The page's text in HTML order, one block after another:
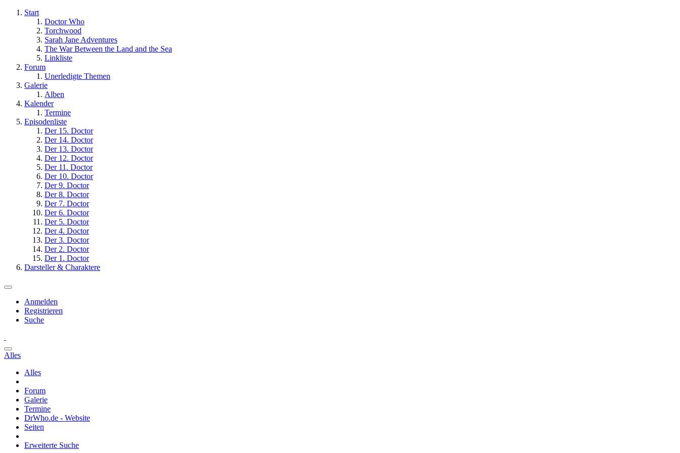
Start
Doctor Who
Torchwood
Sarah Jane Adventures
The War Between the Land and the Sea
Linkliste
Forum
Unerledigte Themen
Galerie
Alben
Kalender
Termine
Episodenliste
Der 15. Doctor
Der 14. Doctor
Der 13. Doctor
Der 12. Doctor
Der 11. Doctor
Der 10. Doctor
Der 9. Doctor
Der 8. Doctor
Der 7. Doctor
Der 6. Doctor
Der 5. Doctor
Der 4. Doctor
Der 3. Doctor
Der 2. Doctor
Der 1. Doctor
Darsteller & Charaktere
Anmelden
Registrieren
Suche
Alles
Alles
Forum
Galerie
Termine
DrWho.de - Website
Seiten
Erweiterte Suche